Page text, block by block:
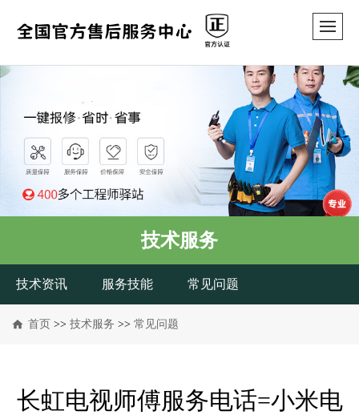
技术服务
技术资讯 服务技能 常见问题
首页 >> 技术服务 >> 常见问题
长虹电视师傅服务电话=小米电